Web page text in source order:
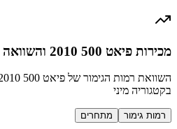
מכירות פיאט 500 2010 והשוואה למתחרים
בקטגוריה מיני
רמות גימור מתחרים